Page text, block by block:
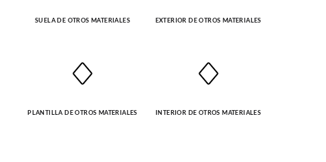
SUELA DE OTROS MATERIALES EXTERIOR DE OTROS MATERIALES
PLANTILLA DE OTROS MATERIALES INTERIOR DE OTROS MATERIALES